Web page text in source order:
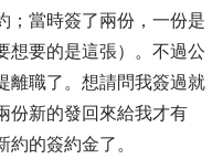
；當時簽了兩份，一份是
想要的是這張）。不過公
離職了。想請問我簽過就
份新的發回來給我才有
的簽約金了。